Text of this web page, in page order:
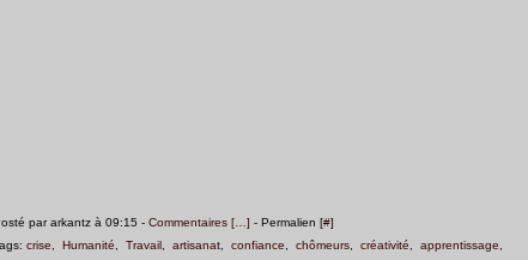
par arkantz à 09:15 - Commentaires [ ] - Permalien [#]
crise Humanité Travail artisanat confiance chômeurs créativité apprentissage